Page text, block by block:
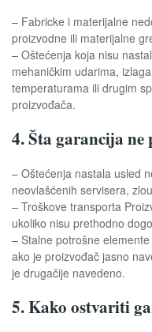
– Fabricke i materijalne
proizvodne ili materijalne
– Oštećenja koja nisu
mehaničkim udarima,
temperaturama ili drugim
proizvođača.
4. Šta garancija ne
– Oštećenja nastala usled
neovlašćenih servisera,
– Troškove transporta
ukoliko nisu prethodno
– Stalne potrošne
ako je proizvođač jasno
je drugačije navedeno.
5. Kako ostvariti